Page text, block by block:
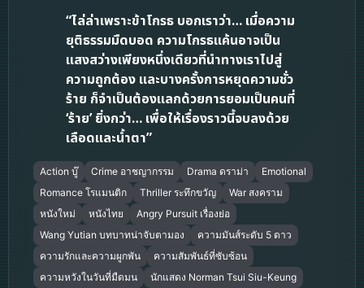
“ไล่ล่าเพราะข้าโกรธ บอกเราว่า… เมื่อความ
ยุติธรรมมืดบอด ความโกรธแค้นอาจเป็น
แสงสว่างเพียงหนึ่งเดียวที่นำทางเราไปสู่
ความถูกต้อง และบางครั้งการหยุดความชั่ว
ร้าย ก็จำเป็นต้องแลกด้วยการยอมเป็นคนที่
‘ร้าย’ ยิ่งกว่า… เพื่อให้เรื่องราวนี้จบลงด้วย
เลือดและน้ำตา”
Action บู๊ Crime อาชญากรรม Drama ดราม่า
Emotional
Romance โรแมนติก
Thriller ระทึกขวัญ
War สงคราม
หนังใหม่
หนังไทย
Angry Pursuit เรื่องย่อ
Wang Yutian บทบาทน่าจับตามอง
ความมันส์ระดับ 5 ดาว
ความรักและความผูกพัน
ความสัมพันธ์ที่ซับซ้อน
ความหวังในวันที่มืดมน
นักแสดง Norman Tsui Siu-Keung